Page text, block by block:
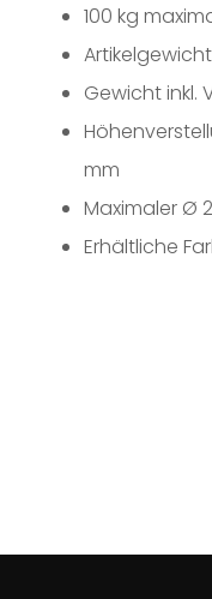
100 kg
Artikelgewicht
Gewicht inkl.
mm
Maximaler Ø
Erhältliche